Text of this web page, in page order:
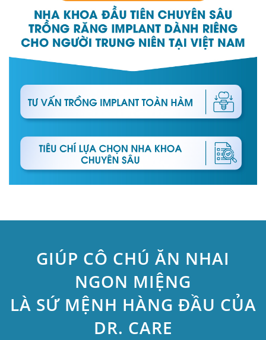
GIÚP CÔ CHÚ ĂN NHAI
NGON MIỆNG
LÀ SỨ MỆNH HÀNG ĐẦU CỦA
DR. CARE